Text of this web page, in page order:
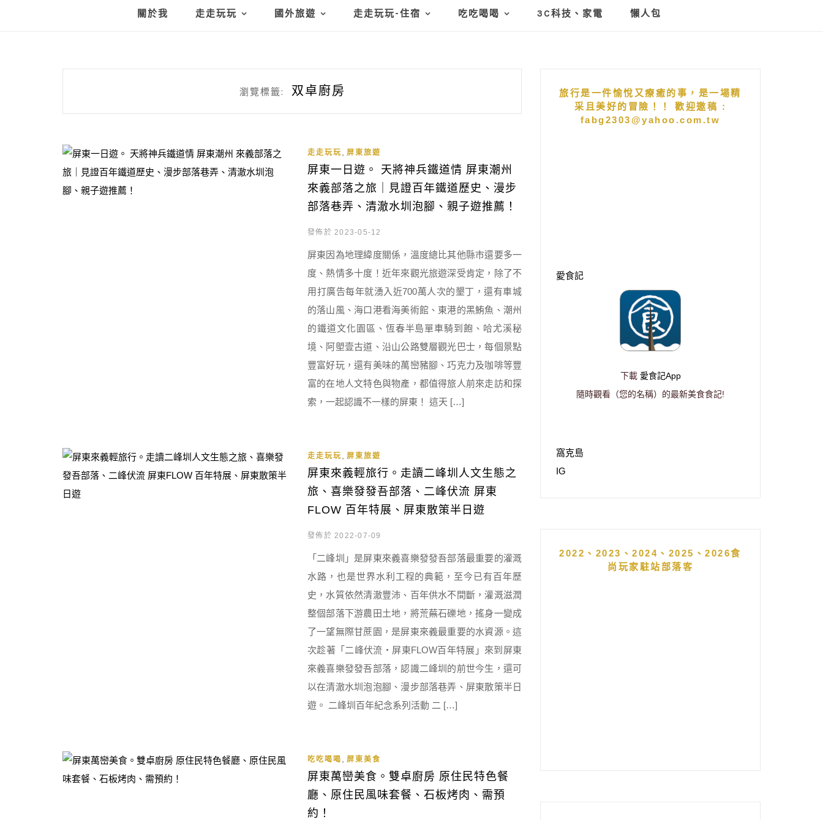
關於我 走走玩玩 國外旅遊 走走玩玩-住宿 吃吃喝喝 3C科技、家電 懶人包
瀏覽標籤: 双卓廚房
走走玩玩 屏東旅遊
屏東一日遊。 天將神兵鐵道情 屏東潮州
來義部落之旅｜見證百年鐵道歷史、漫步
部落巷弄、清澈水圳泡腳、親子遊推薦！
發佈於 2023-05-12
屏東因為地理緯度關係，溫度總比其他縣市還要多一
度、熱情多十度！近年來觀光旅遊深受肯定，除了不
用打廣告每年就湧入近700萬人次的墾丁，還有車城
的落山風、海口港看海美術館、東港的黑鮪魚、潮州
的鐵道文化園區、恆春半島單車騎到飽、哈尤溪秘
境、阿塱壹古道、沿山公路雙層觀光巴士，每個景點
豐富好玩，還有美味的萬巒豬腳、巧克力及咖啡等豐
富的在地人文特色與物產，都值得旅人前來走訪和探
索，一起認識不一樣的屏東！ 這天 […]
走走玩玩 屏東旅遊
屏東來義輕旅行。走讀二峰圳人文生態之
旅、喜樂發發吾部落、二峰伏流 屏東
FLOW 百年特展、屏東散策半日遊
發佈於 2022-07-09
「二峰圳」是屏東來義喜樂發發吾部落最重要的灌溉
水路，也是世界水利工程的典範，至今已有百年歷
史，水質依然清澈豐沛、百年供水不間斷，灌溉滋潤
整個部落下游農田土地，將荒蕪石礫地，搖身一變成
了一望無際甘蔗園，是屏東來義最重要的水資源。這
次趁著「二峰伏流・屏東FLOW百年特展」來到屏東
來義喜樂發發吾部落，認識二峰圳的前世今生，還可
以在清澈水圳泡泡腳、漫步部落巷弄、屏東散策半日
遊。 二峰圳百年紀念系列活動 二 […]
吃吃喝喝 屏東美食
屏東萬巒美食。雙卓廚房 原住民特色餐
廳、原住民風味套餐、石板烤肉、需預
約！
旅行是一件愉悅又療癒的事，是一場精
采且美好的冒險！！ 歡迎邀稿 :
fabg2303@yahoo.com.tw
愛食記
下載 愛食記App
隨時觀看（您的名稱）的最新美食食記!
窩克島
IG
2022、2023、2024、2025、2026食
尚玩家駐站部落客